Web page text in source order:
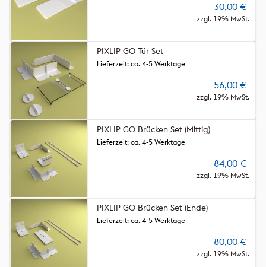
30,00 €
zzgl. 19% MwSt.
PIXLIP GO Tür Set
56,00 €
zzgl. 19% MwSt.
Lieferzeit: ca. 4-5 Werktage
PIXLIP GO Brücken Set (Mittig)
84,00 €
zzgl. 19% MwSt.
Lieferzeit: ca. 4-5 Werktage
PIXLIP GO Brücken Set (Ende)
80,00 €
zzgl. 19% MwSt.
Lieferzeit: ca. 4-5 Werktage